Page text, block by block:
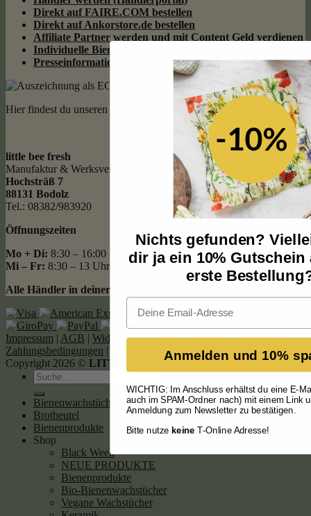
Direkt auf FAIRE.COM bestellen
Direkt auf Ankorstore.de bestellen
Affiliate Partner werden und mit Content Geld verdienen
Individuelle Bienenwachstücher
Presseinformationen
Hier findest du unseren Werksverkauf
little bee fresh
Manufaktur & Werksverkauf
Hochsträß 7
88131 Bodolz
Tel.: 08382/983920
Öffnungszeiten
Mo + Di: 8:30 – 16:00
Mi – Fr: 8:30 – 13 Uhr
Alle Händler in deiner Nähe:
Impressum | AGB | Widerrufsbelehrung und -formular|Liefer- und
Zahlungsbedingungen |
Copyright 2026 © LITTLE BEE FRESH GMBH
Suche
nach:
Bienenwachstücher
Brotbeutel
Bienenprodukte
Shop
Black Week
NEUE PRODUKTE
Bienenprodukte
Bio-Bienenwachstücher
Vegane Wachstücher
Nichts gefunden?
dir ja ein 10% Gutschein
erste
Email
Anmelden und 10%
WICHTIG: Im Anschluss erhältst du eine E-
auch im SPAM-Ordner nach) mit einem Link
Anmeldung zum Newsletter zu bestätigen.
Bitte nutze keine T-Online Adresse!